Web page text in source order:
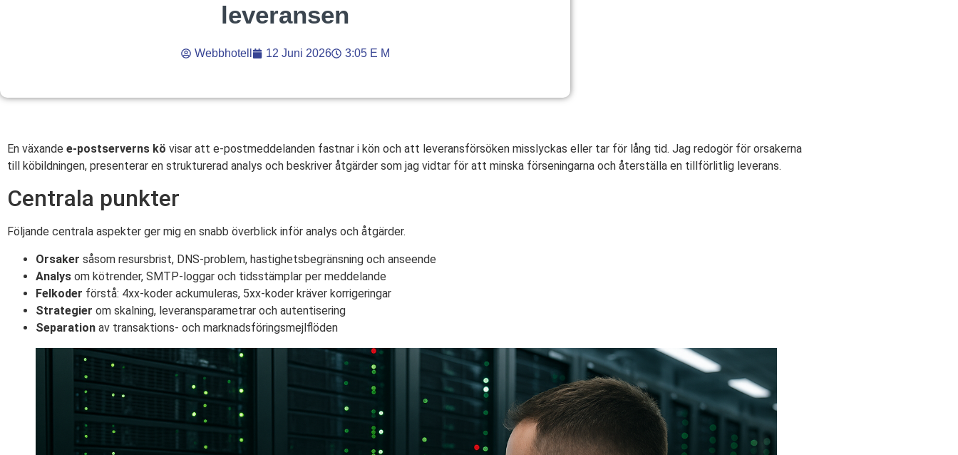
leveransen
Webbhotell 12 Juni 2026 3:05 E M
En växande e-postserverns kö visar att e-postmeddelanden fastnar i kön och att leveransförsöken misslyckas eller tar för lång tid. Jag redogör för orsakerna
till köbildningen, presenterar en strukturerad analys och beskriver åtgärder som jag vidtar för att minska förseningarna och återställa en tillförlitlig leverans.
Centrala punkter
Följande centrala aspekter ger mig en snabb överblick inför analys och åtgärder.
Orsaker såsom resursbrist, DNS-problem, hastighetsbegränsning och anseende
Analys om kötrender, SMTP-loggar och tidsstämplar per meddelande
Felkoder förstå: 4xx-koder ackumuleras, 5xx-koder kräver korrigeringar
Strategier om skalning, leveransparametrar och autentisering
Separation av transaktions- och marknadsföringsmejlflöden